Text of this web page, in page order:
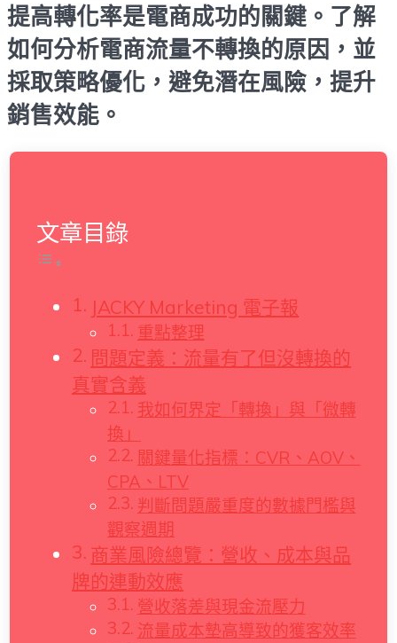
提高轉化率是電商成功的關鍵。了解
如何分析電商流量不轉換的原因，並
採取策略優化，避免潛在風險，提升
銷售效能。
文章目錄
JACKY Marketing 電子報
重點整理
問題定義：流量有了但沒轉換的
真實含義
我如何界定「轉換」與「微轉
換」
關鍵量化指標：CVR、AOV、
CPA、LTV
判斷問題嚴重度的數據門檻與
觀察週期
商業風險總覽：營收、成本與品
牌的連動效應
營收落差與現金流壓力
流量成本墊高導致的獲客效率